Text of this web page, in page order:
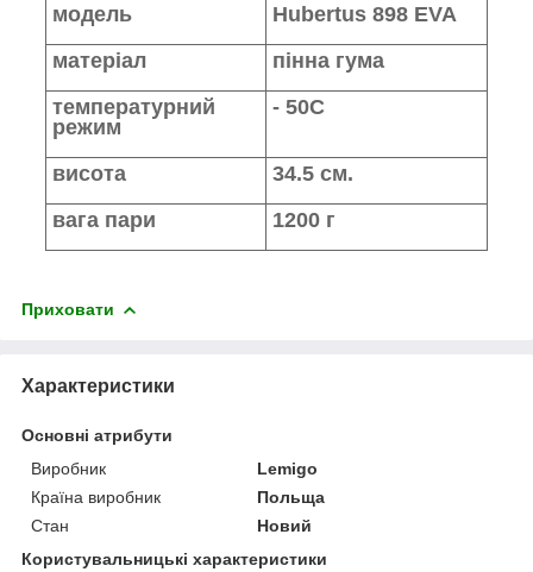
модель
Hubertus 898 EVA
матеріал
пінна гума
температурний
режим
- 50С
висота
34.5 см.
вага пари
1200 г
Приховати
Характеристики
Основні атрибути
Виробник
Lemigo
Країна виробник
Польща
Стан
Новий
Користувальницькі характеристики